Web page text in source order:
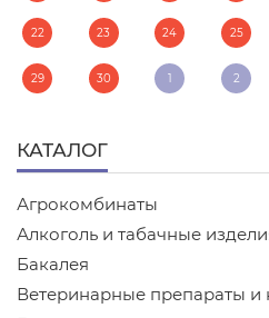
22 23 24 25
29 30 1 2
КАТАЛОГ
Агрокомбинаты
Алкоголь и табачные
Бакалея
Ветеринарные препараты